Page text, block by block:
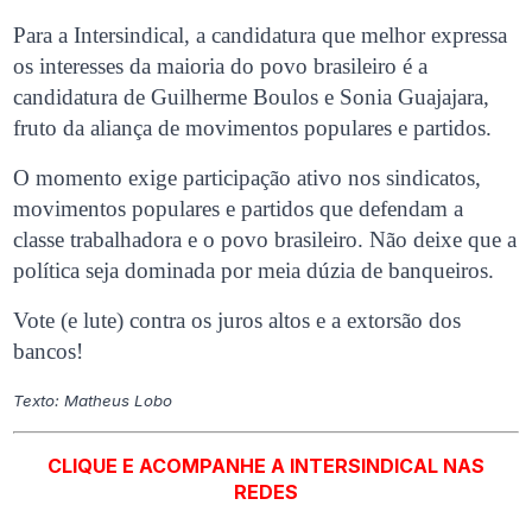
Para a Intersindical, a candidatura que melhor expressa
os interesses da maioria do povo brasileiro é a
candidatura de Guilherme Boulos e Sonia Guajajara,
fruto da aliança de movimentos populares e partidos.
O momento exige participação ativo nos sindicatos,
movimentos populares e partidos que defendam a
classe trabalhadora e o povo brasileiro. Não deixe que a
política seja dominada por meia dúzia de banqueiros.
Vote (e lute) contra os juros altos e a extorsão dos
bancos!
Texto: Matheus Lobo
CLIQUE E ACOMPANHE A INTERSINDICAL NAS
REDES